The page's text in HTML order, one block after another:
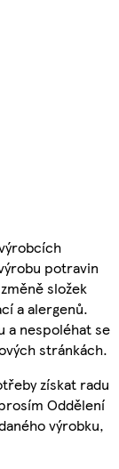
potravin
složek
a alergenů.
a nespoléhat se
stránkách.
získat radu
Oddělení
výrobku,